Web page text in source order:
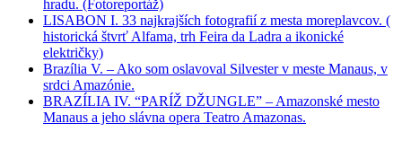
hradu. (Fotoreportáž)
LISABON I. 33 najkrajších fotografií z mesta moreplavcov. (
historická štvrť Alfama, trh Feira da Ladra a ikonické
električky)
Brazília V. – Ako som oslavoval Silvester v meste Manaus, v
srdci Amazónie.
BRAZÍLIA IV. “PARÍŽ DŽUNGLE” – Amazonské mesto
Manaus a jeho slávna opera Teatro Amazonas.